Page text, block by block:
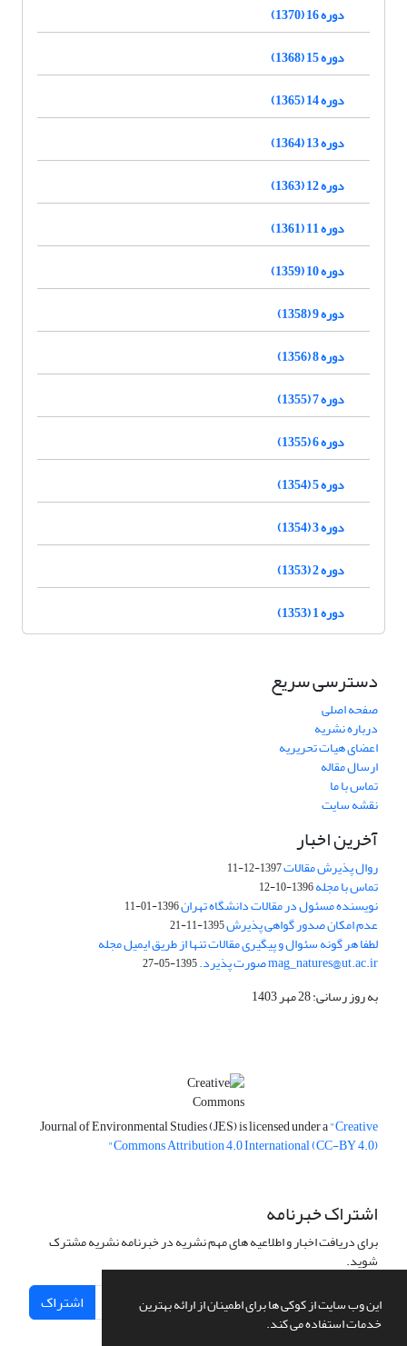
این وب سایت از کوکی ها برای اطمینان از ارائه بهترین
خدمات استفاده می کند.
دوره 16 (1370)
دوره 15 (1368)
دوره 14 (1365)
دوره 13 (1364)
دوره 12 (1363)
دوره 11 (1361)
دوره 10 (1359)
دوره 9 (1358)
دوره 8 (1356)
دوره 7 (1355)
دوره 6 (1355)
دوره 5 (1354)
دوره 3 (1354)
دوره 2 (1353)
دوره 1 (1353)
دسترسی سریع
صفحه اصلی
درباره نشریه
اعضای هیات تحریریه
ارسال مقاله
تماس با ما
نقشه سایت
آخرین اخبار
روال پذیرش مقالات1397-12-11
تماس با مجله1396-10-12
نویسنده مسئول در مقالات دانشگاه تهران1396-01-11
عدم امکان صدور گواهی پذیرش1395-11-21
لطفا هر گونه سئوال و پیگیری مقالات تنها از طریق ایمیل مجله
mag_natures@ut.ac.ir صورت پذیرد. 1395-05-27
به روز رسانی: 28 مهر 1403
Journal of Environmental Studies (JES) is licensed under a"Creative
Commons Attribution 4.0 International (CC-BY 4.0)"
اشتراک خبرنامه
برای دریافت اخبار و اطلاعیه های مهم نشریه در خبرنامه نشریه مشترک
شوید.
اشتراک